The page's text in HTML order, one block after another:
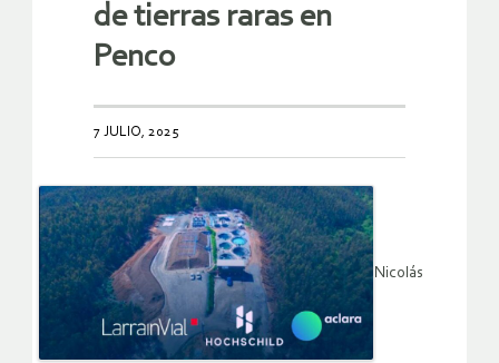
de tierras raras en
Penco
7 JULIO, 2025
Nicolás